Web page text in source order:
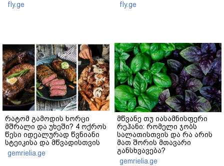
fly.ge
fly.ge
რატომ გამოდის ხორცი
მშრალი და უხეში? 4 ოქროს
წესი იდეალურად წვნიანი
სტეიკისა და მწვადისთვის
gemrielia.ge
მწვანე თუ იასამნისფერი
რეჰანი: რომელი ჯობს
სალათისთვის და რა არის
მათ შორის მთავარი
განსხვავება?
gemrielia.ge